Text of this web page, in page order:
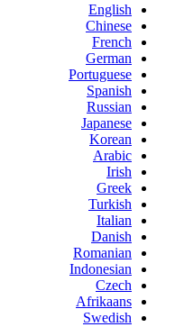
English
Chinese
French
German
Portuguese
Spanish
Russian
Japanese
Korean
Arabic
Irish
Greek
Turkish
Italian
Danish
Romanian
Indonesian
Czech
Afrikaans
Swedish